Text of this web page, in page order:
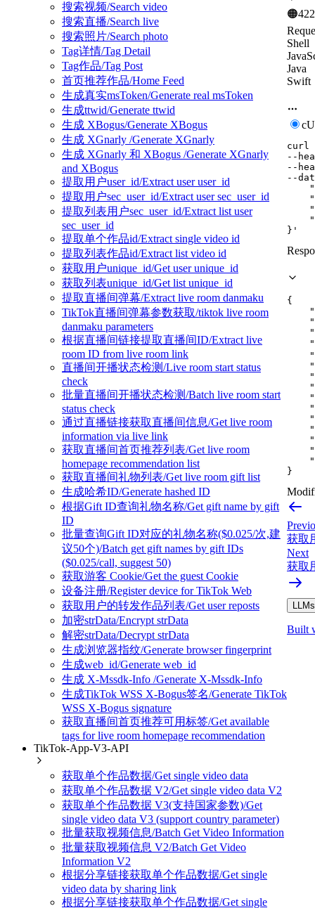
搜索视频/Search video
搜索直播/Search live
搜索照片/Search photo
Tag详情/Tag Detail
Tag作品/Tag Post
首页推荐作品/Home Feed
生成真实msToken/Generate real msToken
生成ttwid/Generate ttwid
生成 XBogus/Generate XBogus
生成 XGnarly /Generate XGnarly
生成 XGnarly 和 XBogus /Generate XGnarly
and XBogus
提取用户user_id/Extract user user_id
提取用户sec_user_id/Extract user sec_user_id
提取列表用户sec_user_id/Extract list user
sec_user_id
提取单个作品id/Extract single video id
提取列表作品id/Extract list video id
获取用户unique_id/Get user unique_id
获取列表unique_id/Get list unique_id
提取直播间弹幕/Extract live room danmaku
TikTok直播间弹幕参数获取/tiktok live room
danmaku parameters
根据直播间链接提取直播间ID/Extract live
room ID from live room link
直播间开播状态检测/Live room start status
check
批量直播间开播状态检测/Batch live room start
status check
通过直播链接获取直播间信息/Get live room
information via live link
获取直播间首页推荐列表/Get live room
homepage recommendation list
获取直播间礼物列表/Get live room gift list
生成哈希ID/Generate hashed ID
根据Gift ID查询礼物名称/Get gift name by gift
ID
批量查询Gift ID对应的礼物名称($0.025/次,建
议50个)/Batch get gift names by gift IDs
($0.025/call, suggest 50)
获取游客 Cookie/Get the guest Cookie
设备注册/Register device for TikTok Web
获取用户的转发作品列表/Get user reposts
加密strData/Encrypt strData
解密strData/Decrypt strData
生成浏览器指纹/Generate browser fingerprint
生成web_id/Generate web_id
生成 X-Mssdk-Info /Generate X-Mssdk-Info
生成TikTok WSS X-Bogus签名/Generate TikTok
WSS X-Bogus signature
获取直播间首页推荐可用标签/Get available
tags for live room homepage recommendation
TikTok-App-V3-API
获取单个作品数据/Get single video data
获取单个作品数据 V2/Get single video data V2
获取单个作品数据 V3(支持国家参数)/Get
single video data V3 (support country parameter)
批量获取视频信息/Batch Get Video Information
批量获取视频信息 V2/Batch Get Video
Information V2
根据分享链接获取单个作品数据/Get single
video data by sharing link
根据分享链接获取单个作品数据/Get single
🟠422
Shell
Java
Swift
curl
--
--
--
}'
{
}
获取
Next
获取
Built